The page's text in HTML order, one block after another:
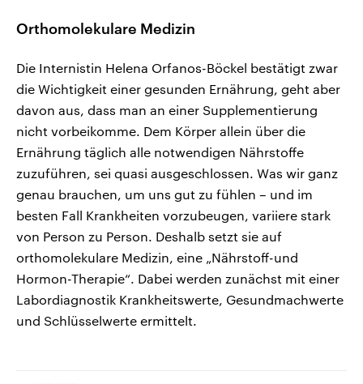
Orthomolekulare Medizin
Die Internistin Helena Orfanos-Böckel bestätigt zwar
die Wichtigkeit einer gesunden Ernährung, geht aber
davon aus, dass man an einer Supplementierung
nicht vorbeikomme. Dem Körper allein über die
Ernährung täglich alle notwendigen Nährstoffe
zuzuführen, sei quasi ausgeschlossen. Was wir ganz
genau brauchen, um uns gut zu fühlen – und im
besten Fall Krankheiten vorzubeugen, variiere stark
von Person zu Person. Deshalb setzt sie auf
orthomolekulare Medizin, eine „Nährstoff-und
Hormon-Therapie“. Dabei werden zunächst mit einer
Labordiagnostik Krankheitswerte, Gesundmachwerte
und Schlüsselwerte ermittelt.